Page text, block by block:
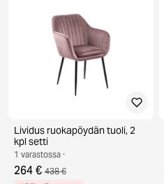
Lividus ruokapöydän tuoli, 2
kpl setti
1 varastossa ·
264 € 438 €